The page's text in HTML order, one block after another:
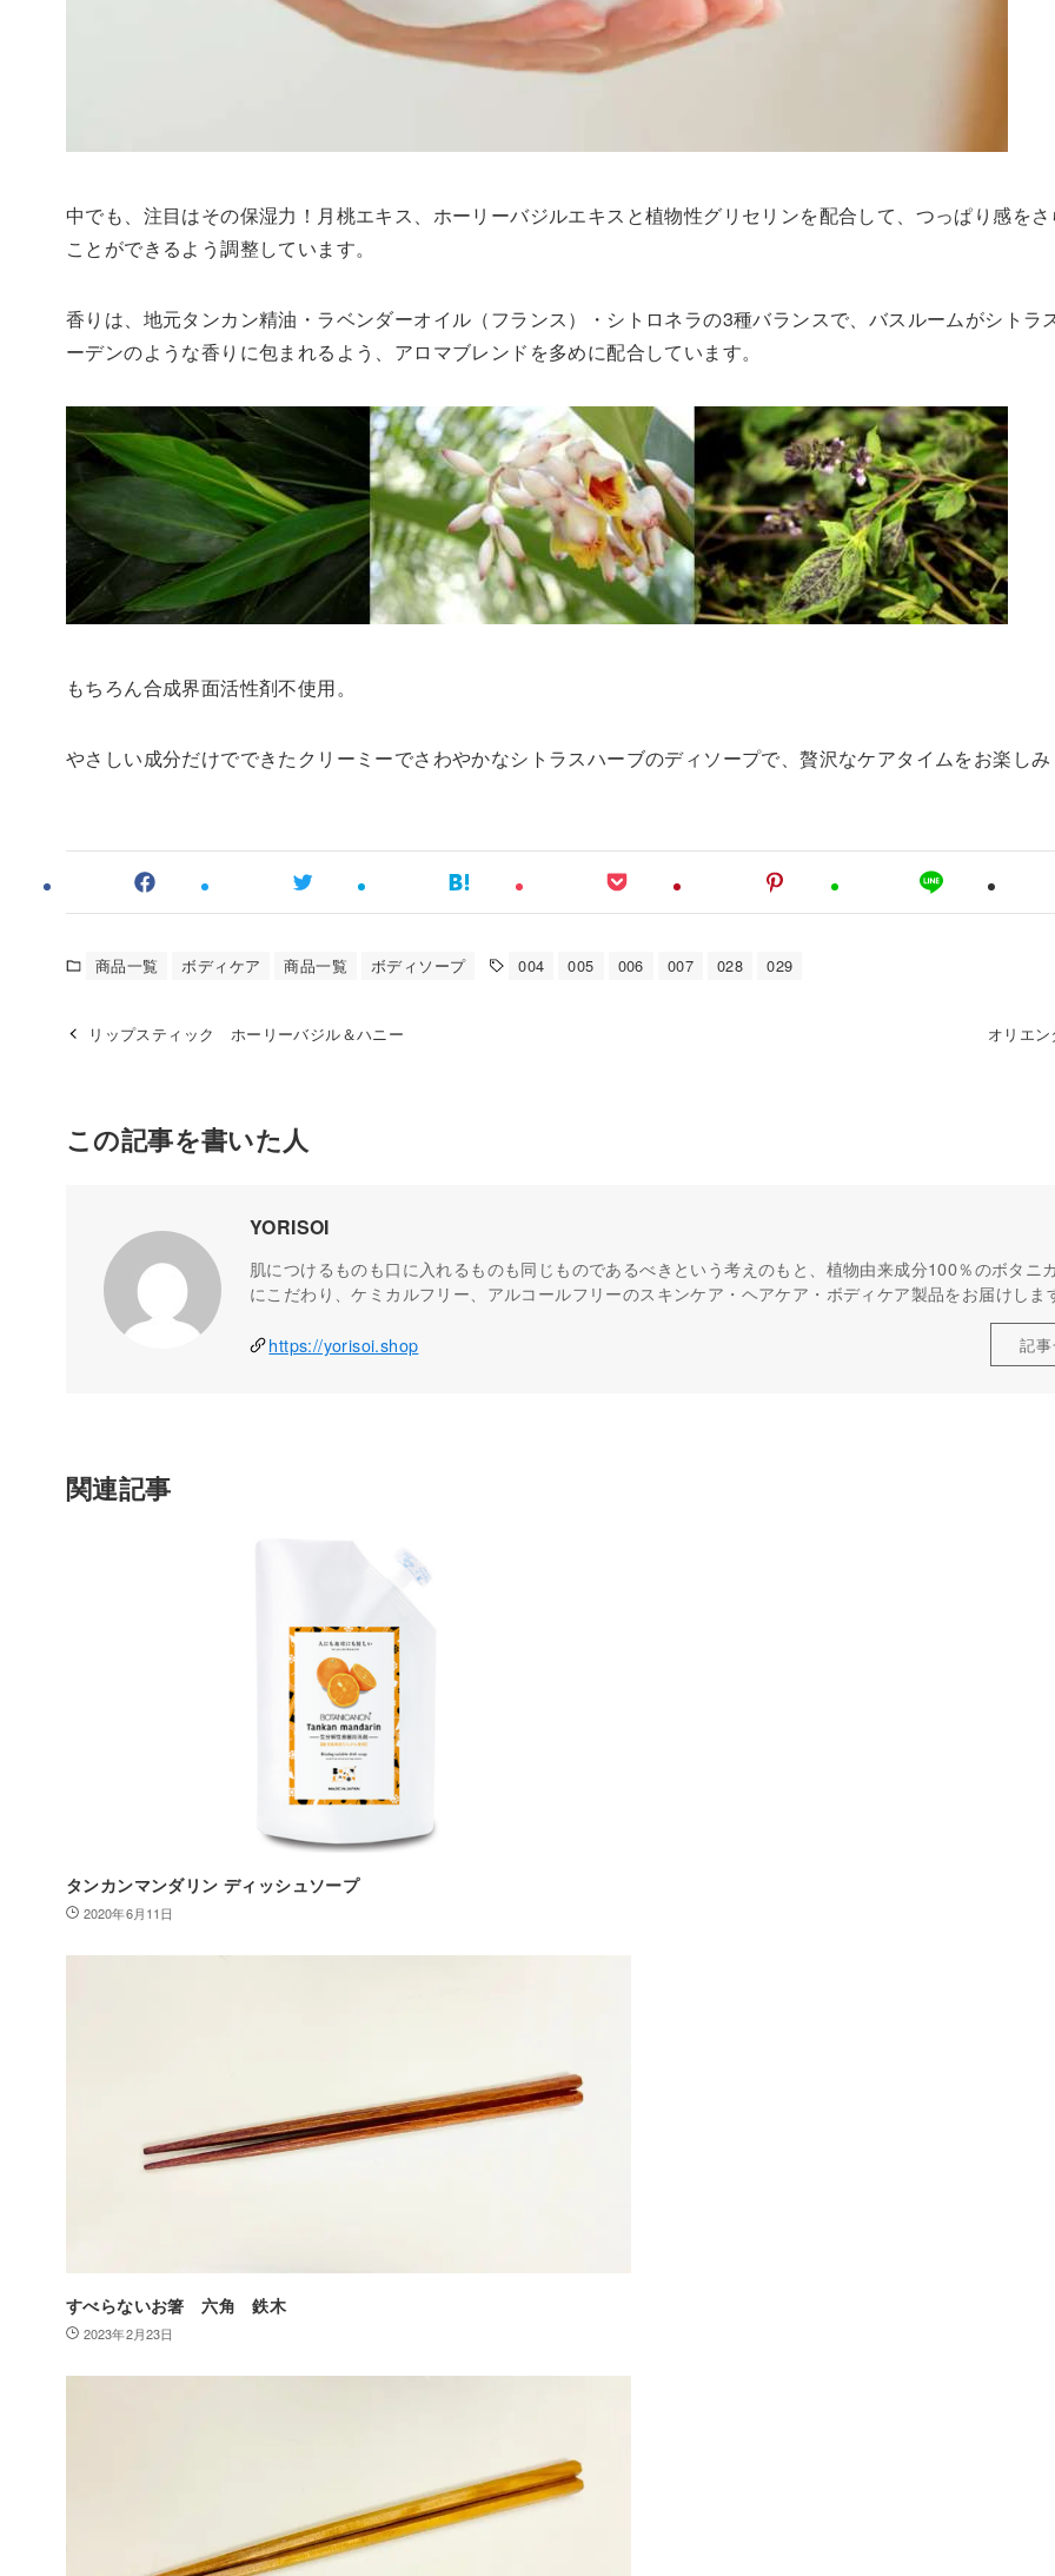
中でも、注目はその保湿力！月桃エキス、ホーリーバジルエキスと植物性グリセリンを配合して、つっぱり感を
ことができるよう調整しています。
香りは、地元タンカン精油・ラベンダーオイル（フランス）・シトロネラの3種バランスで、バスルームがシトラ
ーデンのような香りに包まれるよう、アロマブレンドを多めに配合しています。
もちろん合成界面活性剤不使用。
やさしい成分だけでできたクリーミーでさわやかなシトラスハーブのディソープで、贅沢なケアタイムをお楽し
商品一覧 ボディケア 商品一覧 ボディソープ 004 005 006 007 028 029
リップスティック ホーリーバジル＆ハニー オリエ
この記事を書いた人
YORISOI
肌につけるものも口に入れるものも同じものであるべきという考えのもと、植物由来成分100％のボタニ
にこだわり、ケミカルフリー、アルコールフリーのスキンケア・ヘアケア・ボディケア製品をお届けしま
https://yorisoi.shop 記
関連記事
タンカンマンダリン ディッシュソープ
2020年6月11日
すべらないお箸 六角 鉄木
2023年2月23日